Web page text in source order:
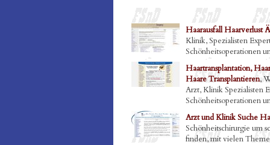
Haarausfall Haarverlust
Klinik, Spezialisten
Schönheitsoperationen
Haartransplantation,
Haare Transplantieren,
Arzt, Klinik Spezialisten
Schönheitsoperationen
Arzt und Klinik Suche
Schönheitschirurgie um
finden, mit vielen